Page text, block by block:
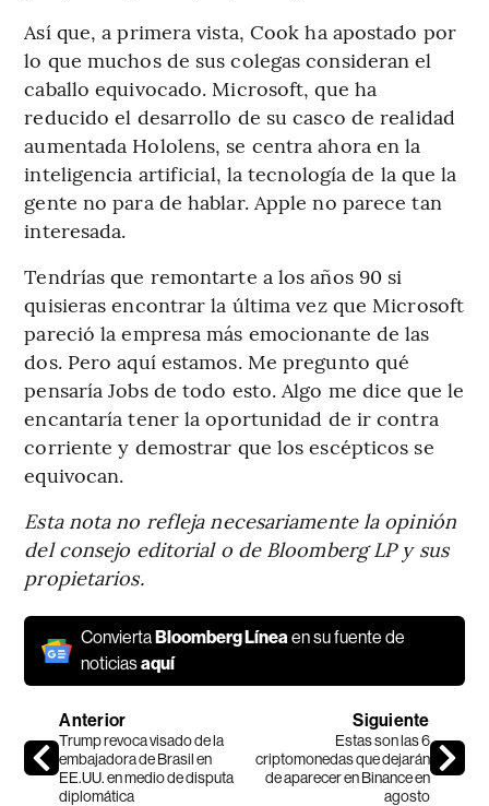
Así que, a primera vista, Cook ha apostado por
lo que muchos de sus colegas consideran el
caballo equivocado. Microsoft, que ha
reducido el desarrollo de su casco de realidad
aumentada Hololens, se centra ahora en la
inteligencia artificial, la tecnología de la que la
gente no para de hablar. Apple no parece tan
interesada.
Tendrías que remontarte a los años 90 si
quisieras encontrar la última vez que Microsoft
pareció la empresa más emocionante de las
dos. Pero aquí estamos. Me pregunto qué
pensaría Jobs de todo esto. Algo me dice que le
encantaría tener la oportunidad de ir contra
corriente y demostrar que los escépticos se
equivocan.
Esta nota no refleja necesariamente la opinión
del consejo editorial o de Bloomberg LP y sus
propietarios.
ConviertaBloomberg Líneaen su fuente de
noticiasaquí
Anterior
Trump revoca visado de la
embajadora de Brasil en
EE.UU. en medio de disputa
diplomática
Siguiente
Estas son las 6
criptomonedas que dejarán
de aparecer en Binance en
agosto